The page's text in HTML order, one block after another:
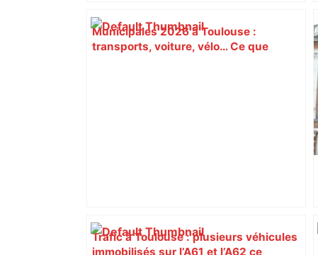
Municipales 2026 à Toulouse :
transports, voiture, vélo… Ce que
Trafic à Toulouse : plusieurs véhicules
immobilisés sur l’A61 et l’A62 ce